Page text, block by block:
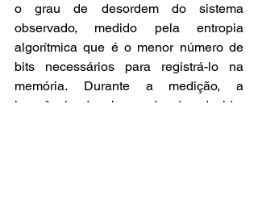
o grau de desordem do sistema
observado, medido pela entropia
algorítmica que é o menor número de
bits necessários para registrá-lo na
memória. Durante a medição, a
ignorância do observador é reduzida,